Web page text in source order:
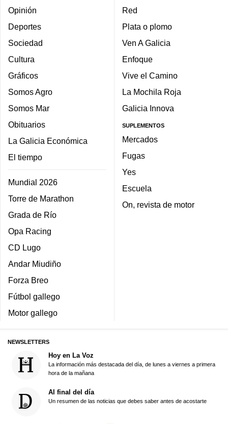
Opinión
Deportes
Sociedad
Cultura
Gráficos
Somos Agro
Somos Mar
Obituarios
La Galicia Económica
El tiempo
Mundial 2026
Torre de Marathon
Grada de Río
Opa Racing
CD Lugo
Andar Miudiño
Forza Breo
Fútbol gallego
Motor gallego
Red
Plata o plomo
Ven A Galicia
Enfoque
Vive el Camino
La Mochila Roja
Galicia Innova
SUPLEMENTOS
Mercados
Fugas
Yes
Escuela
On, revista de motor
NEWSLETTERS
Hoy en La Voz
La información más destacada del día, de lunes a viernes a primera
hora de la mañana
Al final del día
Un resumen de las noticias que debes saber antes de acostarte